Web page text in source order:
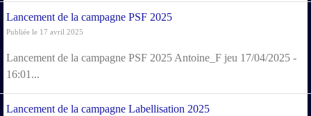
Lancement de la campagne PSF 2025
Publiée le 17 avril 2025
Lancement de la campagne PSF 2025 Antoine_F jeu 17/04/2025 -
16:01...
Lancement de la campagne Labellisation 2025